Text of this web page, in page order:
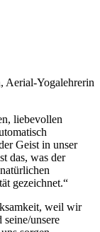
Aerial-Yogalehrerin
liebevollen
Geist in unser
das, was der
gezeichnet.“
weil wir
unsere